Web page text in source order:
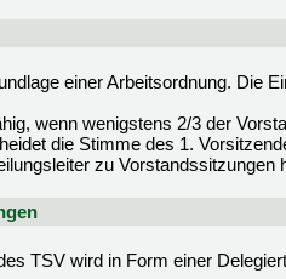
einer Arbeitsordnung. Die
wenn wenigstens 2/3 der
die Stimme des 1.
zu Vorstandssitzungen
TSV wird in Form einer